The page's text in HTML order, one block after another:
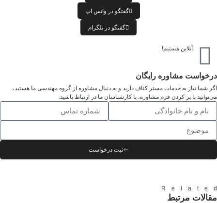
گفتگو در واتس اپ
گفتگو در تلگرام
آنلاین هستیم!
درخواست مشاوره رایگان
اگر شما نیاز به خدمات مستر کناف دارید و به دنبال مشاوره از گروه مهندسی ما هستید،
می‌توانید با پر کردن فرم مشاوره، با کارشناسان ما در ارتباط باشید.
ثبت درخواست
مقالات مرتبط